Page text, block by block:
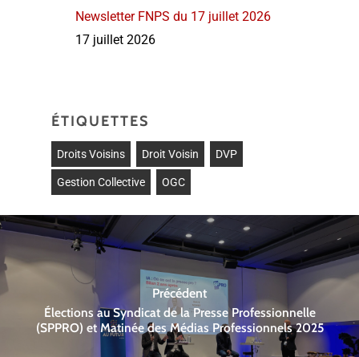
Newsletter FNPS du 17 juillet 2026
17 juillet 2026
ÉTIQUETTES
Droits Voisins Droit Voisin DVP
Gestion Collective OGC
Précédent
Élections au Syndicat de la Presse Professionnelle
(SPPRO) et Matinée des Médias Professionnels 2025